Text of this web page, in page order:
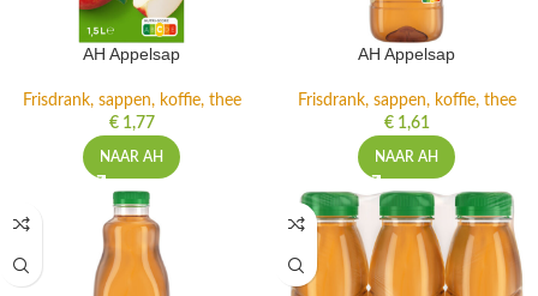
AH Appelsap
Frisdrank, sappen, koffie, thee
€1,77
NAAR AH
AH Appelsap
Frisdrank, sappen, koffie, thee
€1,61
NAAR AH